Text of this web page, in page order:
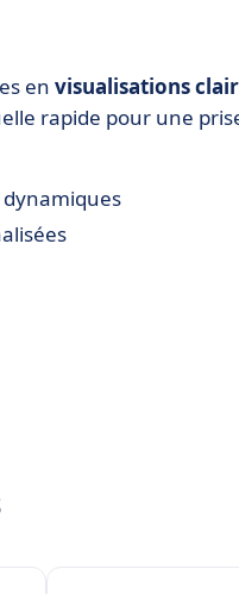
en visualisations
rapide pour une